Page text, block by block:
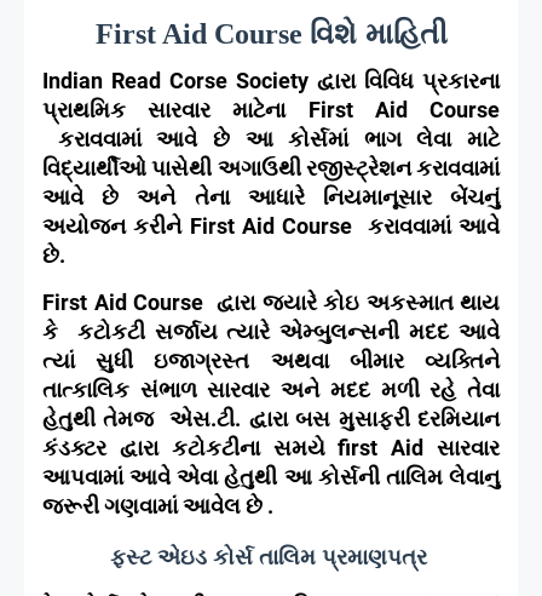
First Aid Course વિશે માહિતી
Indian Read Corse Society દ્વારા વિવિધ પ્રકારના
પ્રાથમિક સારવાર માટેના First Aid Course
કરાવવામાં આવે છે આ કોર્સમાં ભાગ લેવા માટે
વિદ્યાર્થીઓ પાસેથી અગાઉથી રજીસ્ટ્રેશન કરાવવામાં
આવે છે અને તેના આધારે નિયમાનૂસાર બેંચનું
અયોજન કરીને First Aid Course
કરાવવામાં આવે
છે.
First Aid Course દ્વારા જ્યારે કોઇ અકસ્માત થાય
કે
કટોકટી સર્જાય ત્યારે એમ્બુલન્સની મદદ આવે
ત્યાં સુધી ઇજાગ્રસ્ત અથવા બીમાર વ્યક્તિને
તાત્કાલિક સંભાળ સારવાર અને મદદ મળી રહે તેવા
હેતુથી તેમજ એસ.ટી. દ્વારા બસ મુસાફરી દરમિયાન
કંડક્ટર દ્વારા કટોકટીના સમયેfirst Aidસારવાર
આપવામાં આવે એવા હેતુથી આ કોર્સની તાલિમ લેવાનુ
જરૂરી ગણવામાં આવેલ છે .
ફસ્ટ એઇડ કોર્સ તાલિમ પ્રમાણપત્ર